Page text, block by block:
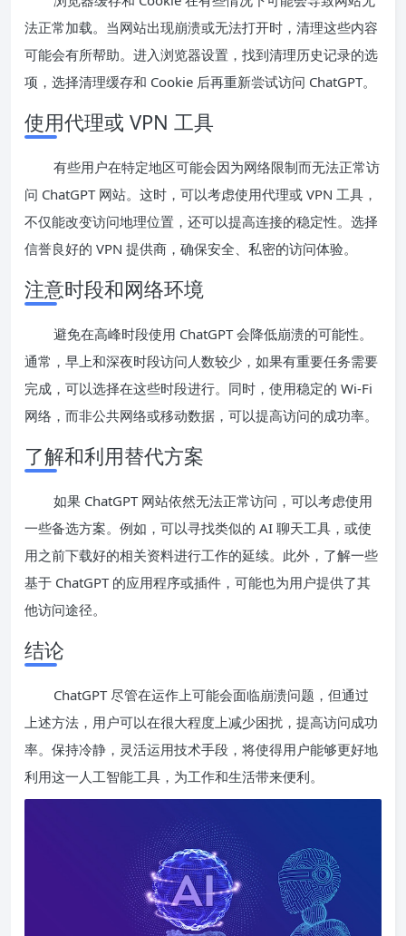
法正常加载。当网站出现崩溃或无法打开时，清理这些内容
可能会有所帮助。进入浏览器设置，找到清理历史记录的选
项，选择清理缓存和 Cookie 后再重新尝试访问 ChatGPT。
使用代理或 VPN 工具
有些用户在特定地区可能会因为网络限制而无法正常访
问 ChatGPT 网站。这时，可以考虑使用代理或 VPN 工具，
不仅能改变访问地理位置，还可以提高连接的稳定性。选择
信誉良好的 VPN 提供商，确保安全、私密的访问体验。
注意时段和网络环境
避免在高峰时段使用 ChatGPT 会降低崩溃的可能性。
通常，早上和深夜时段访问人数较少，如果有重要任务需要
完成，可以选择在这些时段进行。同时，使用稳定的 Wi-Fi
网络，而非公共网络或移动数据，可以提高访问的成功率。
了解和利用替代方案
如果 ChatGPT 网站依然无法正常访问，可以考虑使用
一些备选方案。例如，可以寻找类似的 AI 聊天工具，或使
用之前下载好的相关资料进行工作的延续。此外，了解一些
基于 ChatGPT 的应用程序或插件，可能也为用户提供了其
他访问途径。
结论
ChatGPT 尽管在运作上可能会面临崩溃问题，但通过
上述方法，用户可以在很大程度上减少困扰，提高访问成功
率。保持冷静，灵活运用技术手段，将使得用户能够更好地
利用这一人工智能工具，为工作和生活带来便利。